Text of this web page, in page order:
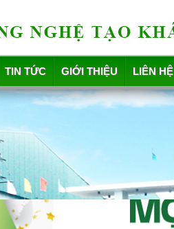
TIN TỨC GIỚI THIỆU LIÊN HỆ